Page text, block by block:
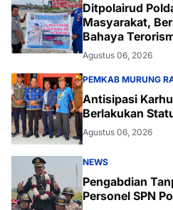
Ditpolairud
Masyarakat,
Bahaya
Agustus 06, 2026
PEMKAB MURUNG
Antisipasi
Berlakukan
Agustus 06, 2026
NEWS
Pengabdian
Personel SPN